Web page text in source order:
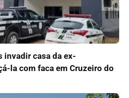
invadir casa da ex-
la com faca em Cruzeiro do